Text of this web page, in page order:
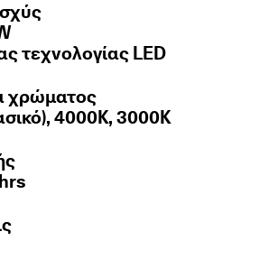
τεχνολογίας LED
χρώματος
4000K, 3000K